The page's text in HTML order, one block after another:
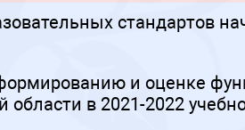
стандартов
и оценке
в 2021-2022